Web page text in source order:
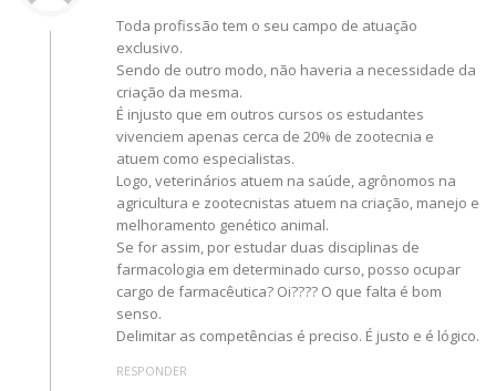
Toda profissão tem o seu campo de atuação
exclusivo.
Sendo de outro modo, não haveria a necessidade da
criação da mesma.
É injusto que em outros cursos os estudantes
vivenciem apenas cerca de 20% de zootecnia e
atuem como especialistas.
Logo, veterinários atuem na saúde, agrônomos na
agricultura e zootecnistas atuem na criação, manejo e
melhoramento genético animal.
Se for assim, por estudar duas disciplinas de
farmacologia em determinado curso, posso ocupar
cargo de farmacêutica? Oi???? O que falta é bom
senso.
Delimitar as competências é preciso. É justo e é lógico.
RESPONDER